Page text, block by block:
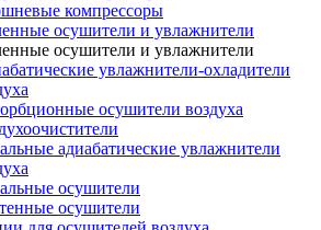
компрессоры
осушители и увлажнители
осушители и увлажнители
увлажнители-охладители
осушители воздуха
адиабатические увлажнители
осушители
осушители